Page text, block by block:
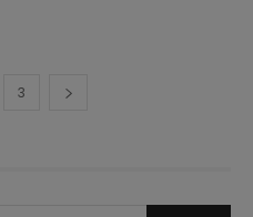
3